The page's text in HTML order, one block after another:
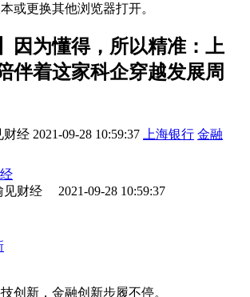
或更换其他浏览器打开。
因为懂得，所以精准：上
伴着这家科企穿越发展周
财经 2021-09-28 10:59:37 上海银行 金融
财经 2021-09-28 10:59:37
创新，金融创新步履不停。